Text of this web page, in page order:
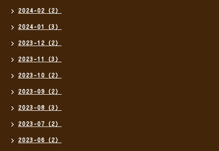
2024-02（2）
2024-01（3）
2023-12（2）
2023-11（3）
2023-10（2）
2023-09（2）
2023-08（3）
2023-07（2）
2023-06（2）